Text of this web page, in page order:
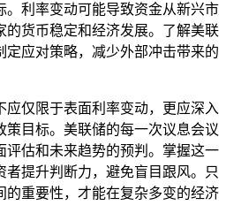
。利率变动可能导致资金从新兴市
的货币稳定和经济发展。了解美联
定应对策略，减少外部冲击带来的
应仅限于表面利率变动，更应深入
策目标。美联储的每一次议息会议
评估和未来趋势的预判。掌握这一
者提升判断力，避免盲目跟风。只
的重要性，才能在复杂多变的经济